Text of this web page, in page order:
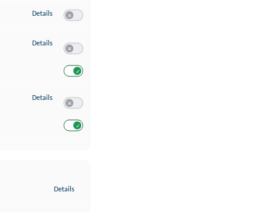
Details zu Messung der Performance von Inhalten
Details zu Analyse von Zielgruppen durch Statistiken oder Kombinationen von
Details zu Entwicklung und Verbesserung der Angebote
Details